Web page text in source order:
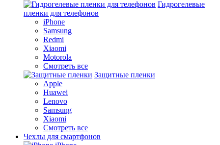
Гидрогелевые
пленки для телефонов
iPhone
Samsung
Redmi
Xiaomi
Motorola
Смотреть все
Защитные пленки
Apple
Huawei
Lenovo
Samsung
Xiaomi
Смотреть все
Чехлы для смартфонов